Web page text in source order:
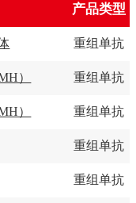
产品类型
重组单抗
） 重组单抗
） 重组单抗
重组单抗
重组单抗